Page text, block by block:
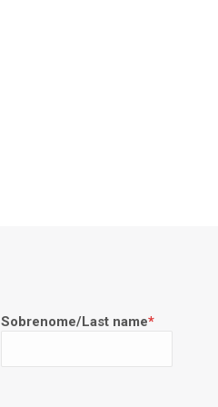
Sobrenome/Last name*